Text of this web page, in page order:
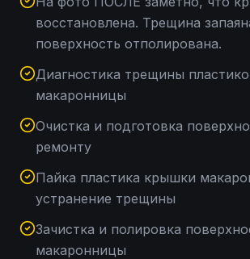
восстановлена. Трещина
поверхность отполирована.
Диагностика трещины
макаронницы
Очистка и подготовка
ремонту
Пайка пластика крышки
устранение трещины
Зачистка и полировка
макаронницы